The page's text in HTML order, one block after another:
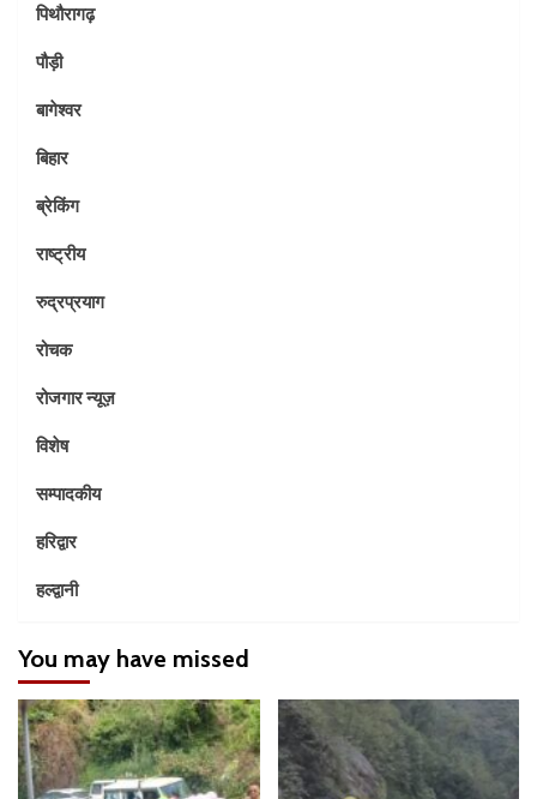
पिथौरागढ़
पौड़ी
बागेश्वर
बिहार
ब्रेकिंग
राष्ट्रीय
रुद्रप्रयाग
रोचक
रोजगार न्यूज़
विशेष
सम्पादकीय
हरिद्वार
हल्द्वानी
You may have missed